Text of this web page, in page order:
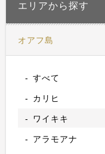
エリアから探す
オアフ島
すべて
カリヒ
ワイキキ
アラモアナ